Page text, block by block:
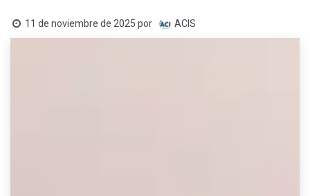
11 de noviembre de 2025 por ACIS